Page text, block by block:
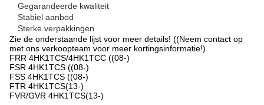
Gegarandeerde kwaliteit
Stabiel aanbod
Sterke verpakkingen
Zie de onderstaande lijst voor meer details! ((Neem contact op
met ons verkoopteam voor meer kortingsinformatie!)
FRR 4HK1TCS/4HK1TCC ((08-)
FSR 4HK1TCS ((08-)
FSS 4HK1TCS ((08-)
FTR 4HK1TCS(13-)
FVR/GVR 4HK1TCS(13-)